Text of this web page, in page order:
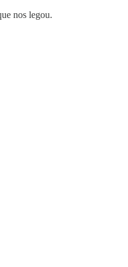
nos legou.